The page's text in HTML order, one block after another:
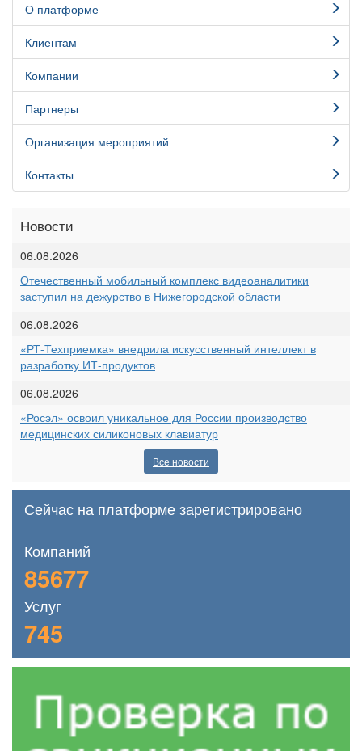
О платформе
Клиентам
Компании
Партнеры
Организация мероприятий
Контакты
Новости
06.08.2026
Отечественный мобильный комплекс видеоаналитики
заступил на дежурство в Нижегородской области
06.08.2026
«РТ-Техприемка» внедрила искусственный интеллект в
разработку ИТ-продуктов
06.08.2026
«Росэл» освоил уникальное для России производство
медицинских силиконовых клавиатур
Все новости
Сейчас на платформе зарегистрировано
Компаний
85677
Услуг
745